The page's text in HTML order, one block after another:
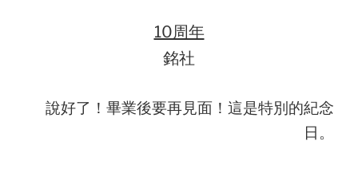
10周年
銘社
說好了！畢業後要再見面！這是特別的紀念
日。